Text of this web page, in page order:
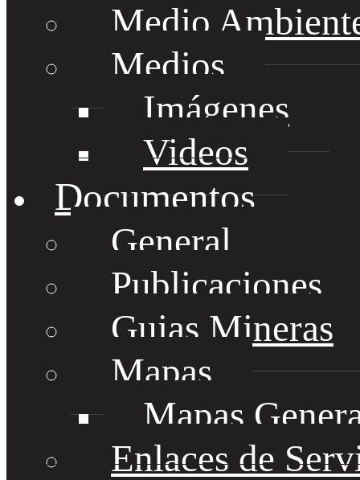
Medio
Medios
Imágenes
Videos
Documentos
General
Publicaciones
Guias Mineras
Mapas
Mapas
Enlaces de